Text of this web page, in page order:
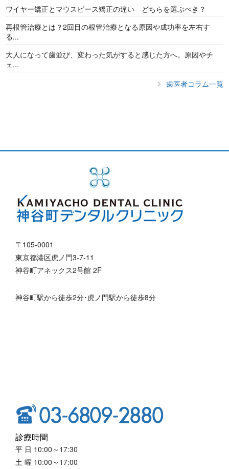
ワイヤー矯正とマウスピース矯正の違い―どちらを選ぶべき？
再根管治療とは？2回目の根管治療となる原因や成功率を左右す
る...
大人になって歯並び、変わった気がすると感じた方へ。原因やチ
ェ...
歯医者コラム一覧
〒105-0001
東京都港区虎ノ門3-7-11
神谷町アネックス2号館 2F
神谷町駅から徒歩2分･虎ノ門駅から徒歩8分
診療時間
平 日 10:00～17:30
土 曜 10:00～17:00